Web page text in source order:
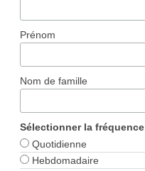
Prénom
Nom de famille
Sélectionner la fréquence
Quotidienne
Hebdomadaire